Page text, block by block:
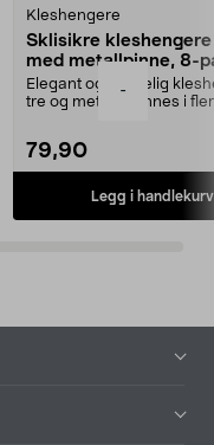
-
Kleshengere
Sklisikre
med metallpinne, 8-
Elegant og skikkelig
tre og metall – finnes i
79,90
Legg i handlekurv